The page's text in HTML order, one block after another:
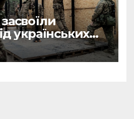
українських